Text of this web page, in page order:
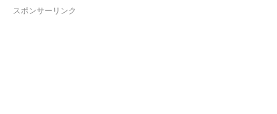
スポンサーリンク